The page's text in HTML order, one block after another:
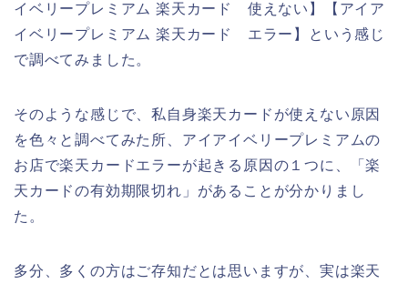
イベリープレミアム 楽天カード 使えない】【アイア
イベリープレミアム 楽天カード エラー】という感じ
で調べてみました。
そのような感じで、私自身楽天カードが使えない原因
を色々と調べてみた所、アイアイベリープレミアムの
お店で楽天カードエラーが起きる原因の１つに、「楽
天カードの有効期限切れ」があることが分かりまし
た。
多分、多くの方はご存知だとは思いますが、実は楽天